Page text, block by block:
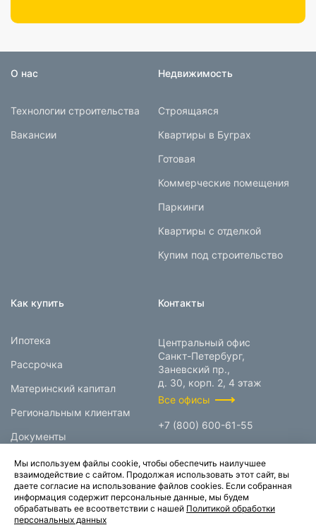
О нас
Технологии строительства
Вакансии
Недвижимость
Строящаяся
Квартиры в Буграх
Готовая
Коммерческие помещения
Паркинги
Квартиры с отделкой
Купим под строительство
Как купить
Ипотека
Рассрочка
Материнский капитал
Региональным клиентам
Документы
Контакты
Центральный офис
Санкт-Петербург,
Заневский пр.,
д. 30, корп. 2, 4 этаж
Все офисы
+7 (800) 600-61-55
© 1995-2026.
Группа компаний «Прок»
Мы используем файлы cookie, чтобы обеспечить наилучшее
взаимодействие с сайтом. Продолжая использовать этот сайт, вы
даете согласие на использование файлов cookies. Если собранная
информация содержит персональные данные, мы будем
обрабатывать ее всоответствии с нашей Политикой обработки
персональных данных